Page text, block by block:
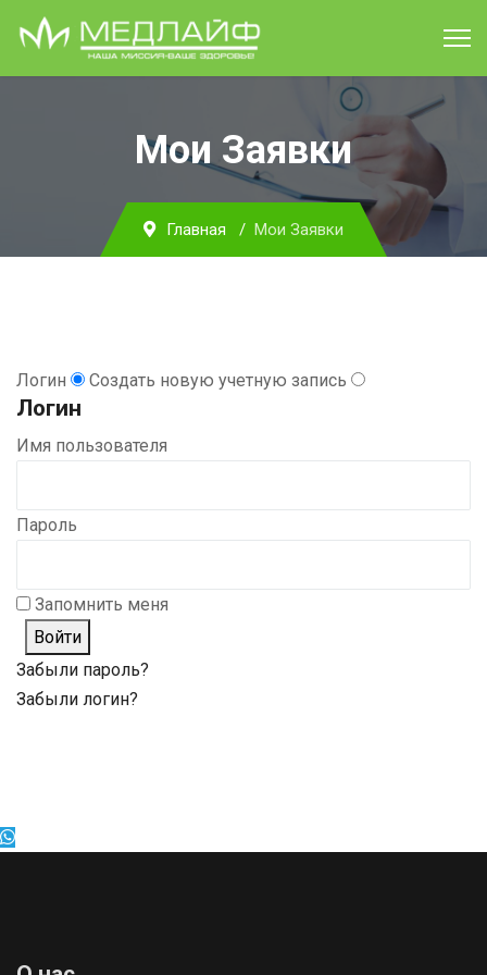
Мои Заявки
Главная Мои Заявки
Логин Создать новую учетную запись
Логин
Имя пользователя
Пароль
Запомнить меня
Войти
Забыли пароль?
Забыли логин?